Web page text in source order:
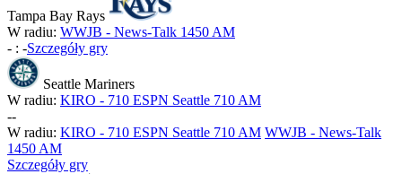
Tampa Bay Rays
W radiu: WWJB - News-Talk 1450 AM
- : -Szczegóły gry
Seattle Mariners
W radiu: KIRO - 710 ESPN Seattle 710 AM
--
W radiu: KIRO - 710 ESPN Seattle 710 AM WWJB - News-Talk
1450 AM
Szczegóły gry